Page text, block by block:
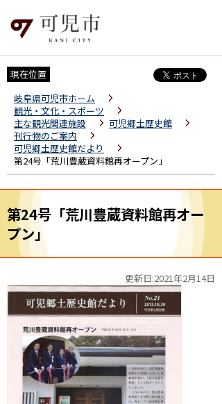
現在位置
岐阜県可児市ホーム
観光・文化・スポーツ
主な観光関連施設
可児郷土歴史館
刊行物のご案内
可児郷土歴史館だより
第24号「荒川豊蔵資料館再オープン」
第24号「荒川豊蔵資料館再オー
プン」
更新日:2021年2月14日